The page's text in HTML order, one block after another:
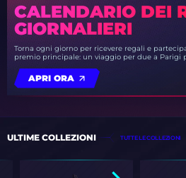
CALENDARIO DEI
GIORNALIERI
Torna ogni giorno per ricevere regali e
premio principale: un viaggio per due a Parigi
APRI ORA
ULTIME COLLEZIONI TUTTE LE COLLEZIONI